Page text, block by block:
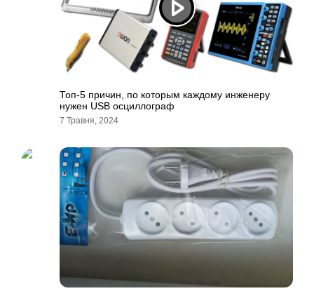
Топ-5 причин, по которым каждому инженеру
нужен USB осциллограф
7 Травня, 2024